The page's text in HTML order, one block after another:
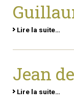
Lire la suite…
Jean
Lire la suite…